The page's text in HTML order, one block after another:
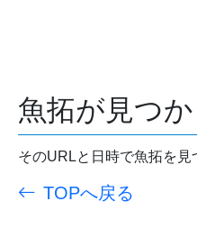
魚拓が見つか
そのURLと日時で魚拓を見
TOPへ戻る